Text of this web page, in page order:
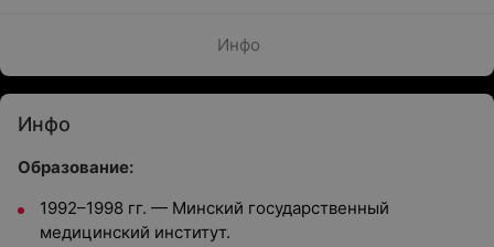
Инфо
Инфо
Образование:
1992–1998 гг. — Минский государственный
медицинский институт.